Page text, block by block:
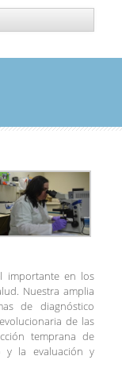
importante en los
Nuestra amplia
de diagnóstico
de las
temprana de
y la evaluación y